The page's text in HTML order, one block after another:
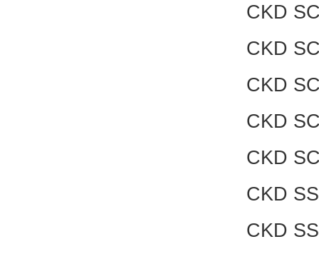
CKD
CKD
CKD
CKD
CKD
CKD
CKD